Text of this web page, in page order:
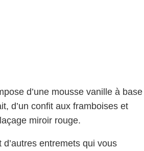
d’une mousse vanille à base
d’un confit aux framboises et
miroir rouge.
entremets qui vous